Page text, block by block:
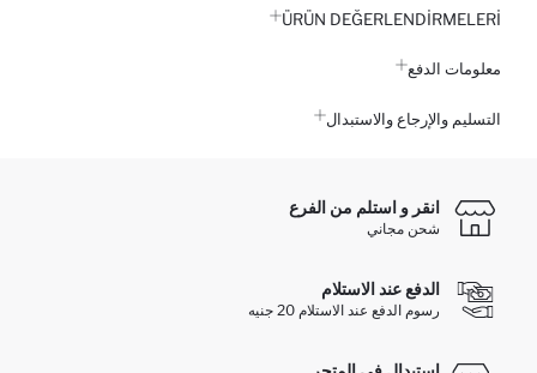
ÜRÜN DEĞERLENDİRMELERİ
معلومات الدفع
التسليم والإرجاع والاستبدال
انقر و استلم من الفرع
شحن مجاني
الدفع عند الاستلام
رسوم الدفع عند الاستلام 20 جنيه